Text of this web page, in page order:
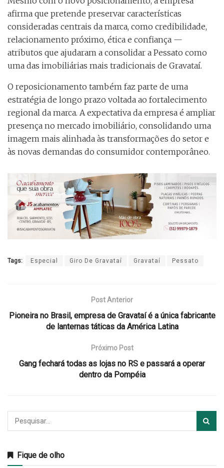
afirma que pretende preservar características
consideradas centrais da marca, como credibilidade,
relacionamento próximo, ética e confiança —
atributos que ajudaram a consolidar a Pessato como
uma das imobiliárias mais tradicionais de Gravataí.
O reposicionamento também faz parte de uma
estratégia de longo prazo voltada ao fortalecimento
regional da marca. A expectativa da empresa é ampliar
presença no mercado imobiliário, consolidando uma
imagem mais alinhada às transformações do setor e
às novas demandas do consumidor contemporâneo.
Tags: Especial Giro De Gravataí Gravataí Pessato
Post Anterior
Pioneira no Brasil, empresa de Gravataí é a única fabricante
de lanternas táticas da América Latina
Próximo Post
Gang fechará todas as lojas no RS e passará a operar
dentro da Pompéia
Fique de olho